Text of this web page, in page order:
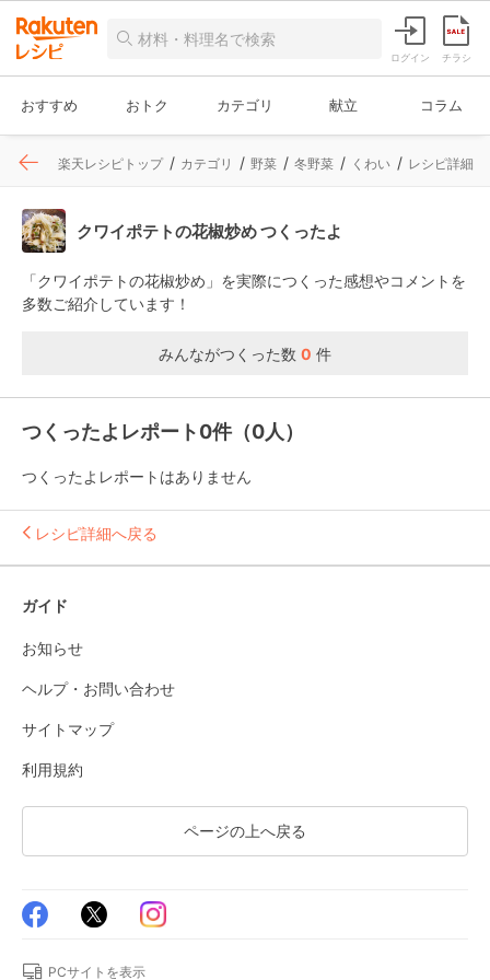
ログイン チラシ
おすすめ おトク カテゴリ 献立 コラム
楽天レシピトップ カテゴリ 野菜 冬野菜 くわい レシピ詳細
クワイポテトの花椒炒め つくったよ
「クワイポテトの花椒炒め」を実際につくった感想やコメントを
多数ご紹介しています！
みんながつくった数 0 件
つくったよレポート0件（0人）
つくったよレポートはありません
レシピ詳細へ戻る
ガイド
お知らせ
ヘルプ・お問い合わせ
サイトマップ
利用規約
ページの上へ戻る
PCサイトを表示